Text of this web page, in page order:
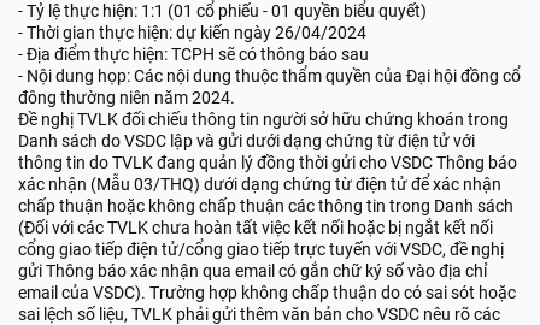
- Tỷ lệ thực hiện: 1:1 (01 cổ phiếu - 01 quyền biểu quyết)
- Thời gian thực hiện: dự kiến ngày 26/04/2024
- Địa điểm thực hiện: TCPH sẽ có thông báo sau
- Nội dung họp: Các nội dung thuộc thẩm quyền của Đại hội đồng cổ
đông thường niên năm 2024.
Đề nghị TVLK đối chiếu thông tin người sở hữu chứng khoán trong
Danh sách do VSDC lập và gửi dưới dạng chứng từ điện tử với
thông tin do TVLK đang quản lý đồng thời gửi cho VSDC Thông báo
xác nhận (Mẫu 03/THQ) dưới dạng chứng từ điện tử để xác nhận
chấp thuận hoặc không chấp thuận các thông tin trong Danh sách
(Đối với các TVLK chưa hoàn tất việc kết nối hoặc bị ngắt kết nối
cổng giao tiếp điện tử/cổng giao tiếp trực tuyến với VSDC, đề nghị
gửi Thông báo xác nhận qua email có gắn chữ ký số vào địa chỉ
email của VSDC). Trường hợp không chấp thuận do có sai sót hoặc
sai lệch số liệu, TVLK phải gửi thêm văn bản cho VSDC nêu rõ các